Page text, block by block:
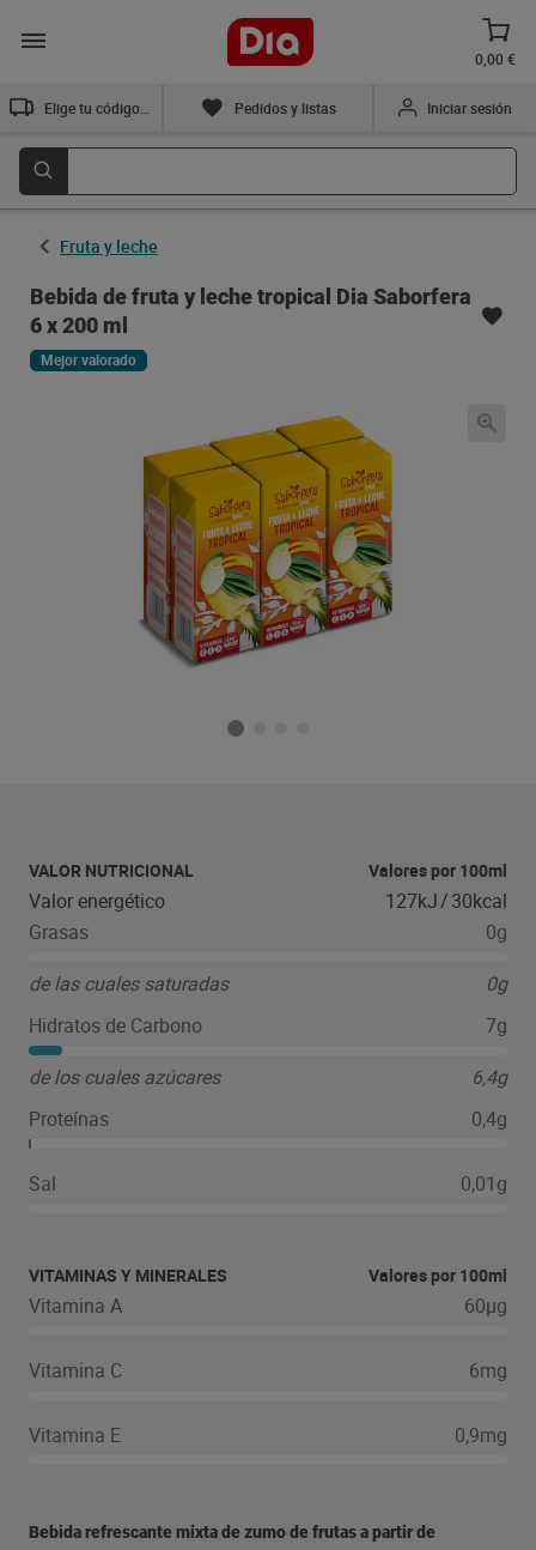
0,00 €
Pedidos y listas Iniciar sesión
Fruta y leche
Bebida de fruta y leche tropical Dia Saborfera
6 x 200 ml
Mejor valorado
VALOR NUTRICIONAL Valores por 100ml
Valor energético 127kJ/30kcal
Grasas
0g
de las cuales saturadas
0g
Hidratos de Carbono
7g
de los cuales azúcares
6,4g
Proteínas
0,4g
Sal 0,01g
VITAMINAS Y MINERALES Valores por 100ml
Vitamina A 60µg
Vitamina C 6mg
Vitamina E 0,9mg
Bebida refrescante mixta de zumo de frutas a partir de